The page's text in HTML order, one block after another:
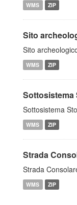
WMS ZIP
Sito
Sito
WMS ZIP
Sottosistema
Sottosistema
WMS ZIP
Strada
Strada
WMS ZIP